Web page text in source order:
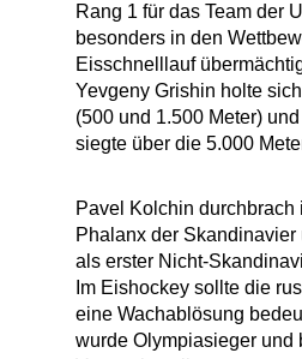
Rang 1 für das Team der
besonders in den
Eisschnelllauf
Yevgeny Grishin holte
(500 und 1.500 Meter)
siegte über die 5.000
Pavel Kolchin durchbrach
Phalanx der Skandinavier
als erster Nicht-
Im Eishockey sollte die
eine Wachablösung
wurde Olympiasieger und